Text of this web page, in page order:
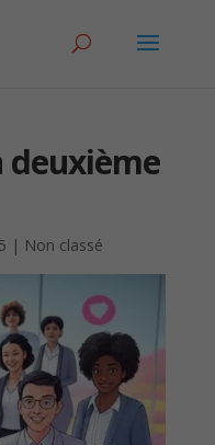
deuxième
| Non classé